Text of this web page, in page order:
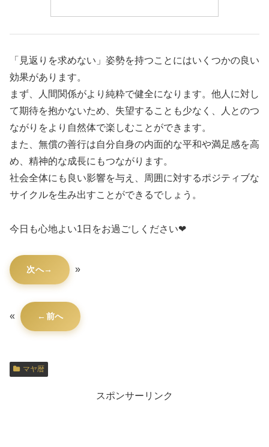
「見返りを求めない」姿勢を持つことにはいくつかの良い
効果があります。
まず、人間関係がより純粋で健全になります。他人に対し
て期待を抱かないため、失望することも少なく、人とのつ
ながりをより自然体で楽しむことができます。
また、無償の善行は自分自身の内面的な平和や満足感を高
め、精神的な成長にもつながります。
社会全体にも良い影響を与え、周囲に対するポジティブな
サイクルを生み出すことができるでしょう。
今日も心地よい1日をお過ごしください❤
次へ »
« 前へ
マヤ暦
スポンサーリンク